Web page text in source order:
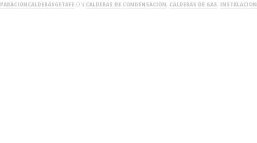
ON CALDERAS DE CONDENSACION, CALDERAS DE GAS, INSTALACION